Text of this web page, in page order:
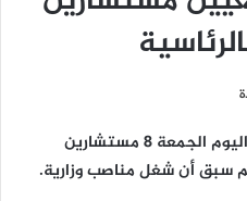
عين الرئيس محمد ولد الغزواني اليوم الجمعة 8 مستشارين
سبق أن شغل مناصب وزارية.